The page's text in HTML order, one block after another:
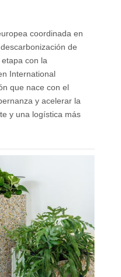
coordinada en
de
con la
International
que nace con el
y acelerar la
y una logística más